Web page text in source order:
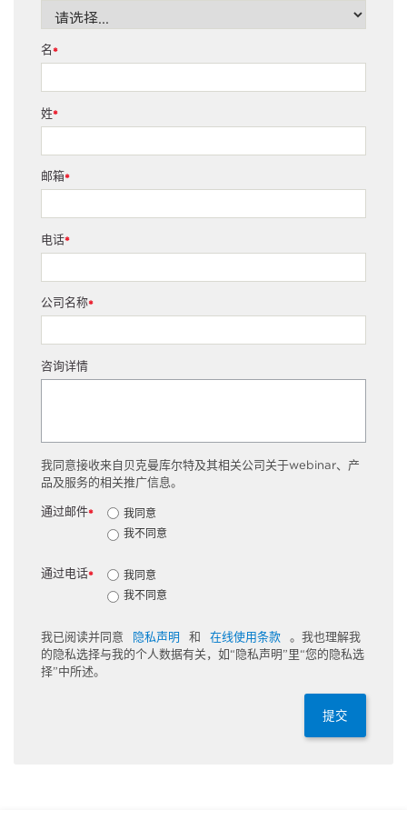
*
名
*
姓
*
邮箱
*
电话
*
公司名称
咨询详情
我同意接收来自贝克曼库尔特及其相关公司关于webinar、产
品及服务的相关推广信息。
*
通过邮件
我同意
我不同意
*
通过电话
我同意
我不同意
我已阅读并同意 隐私声明 和 在线使用条款
。我也理解我
的隐私选择与我的个人数据有关，如“隐私声明”里“您的隐私选
择”中所述。
提交